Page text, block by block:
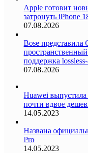
Apple готовит
затронуть iPhone
07.08.2026
Bose представила
поддержка
07.08.2026
Huawei
почти вдвое
14.05.2023
Названа
Pro
14.05.2023